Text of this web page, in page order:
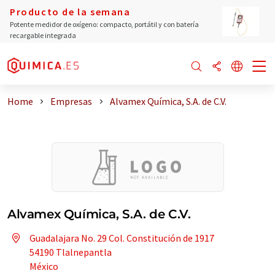
Producto de la semana
Potente medidor de oxígeno: compacto, portátil y con batería
recargable integrada
Home Empresas Alvamex Química, S.A. de C.V.
Alvamex Química, S.A. de C.V.
Guadalajara No. 29 Col. Constitución de 1917
54190 Tlalnepantla
México